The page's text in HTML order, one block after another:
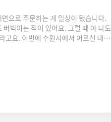
으로 주문하는 게 일상이 됐습니다.
벅이는 적이 있어요. 그럴 때 아 나도
고요. 이번에 수원시에서 어르신 대상
무료 강연이 궁금하시다면 모집 시
문 접수 or 전화 접수 가능 3. 강의 내